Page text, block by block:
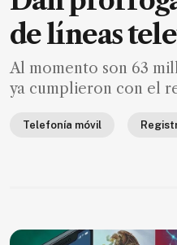
Suscríbete ahora
NOTICIAS
Deportes
de líneas
Al momento son 63
ya cumplieron con el
Telefonía móvil